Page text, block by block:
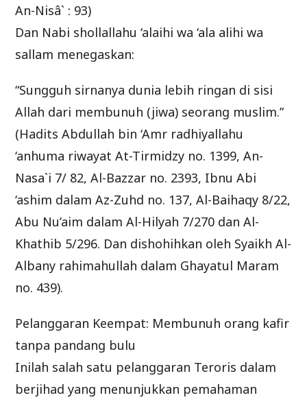
An-Nisâ` : 93)
Dan Nabi shollallahu ‘alaihi wa ‘ala alihi wa
sallam menegaskan:
“Sungguh sirnanya dunia lebih ringan di sisi
Allah dari membunuh (jiwa) seorang muslim.”
(Hadits Abdullah bin ‘Amr radhiyallahu
‘anhuma riwayat At-Tirmidzy no. 1399, An-
Nasa`i 7/ 82, Al-Bazzar no. 2393, Ibnu Abi
‘ashim dalam Az-Zuhd no. 137, Al-Baihaqy 8/22,
Abu Nu’aim dalam Al-Hilyah 7/270 dan Al-
Khathib 5/296. Dan dishohihkan oleh Syaikh Al-
Albany rahimahullah dalam Ghayatul Maram
no. 439).
Pelanggaran Keempat: Membunuh orang kafir
tanpa pandang bulu
Inilah salah satu pelanggaran Teroris dalam
berjihad yang menunjukkan pemahaman